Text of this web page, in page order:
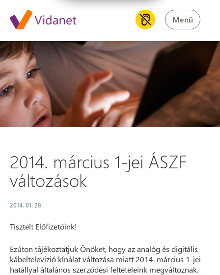
Menü
2014. március 1-jei ÁSZF
2014. március 1-jei ÁSZF
változások
2014. 01. 28
Tisztelt Előfizetőink!
Ezúton tájékoztatjuk Önöket, hogy az analóg és digitális
kábeltelevízió kínálat változása miatt 2014. március 1-jei
hatállyal általános szerződési feltételeink megváltoznak.